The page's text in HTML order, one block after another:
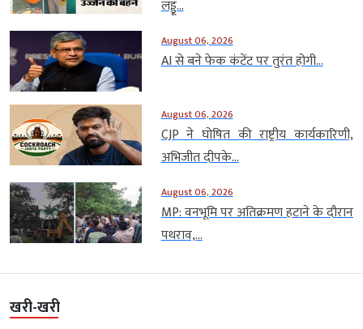
लड्डू...
August 06, 2026
AI से बने फेक कंटेंट पर तुरंत होगी...
August 06, 2026
CJP ने घोषित की राष्ट्रीय कार्यकारिणी,
अभिजीत दीपके...
August 06, 2026
MP: वनभूमि पर अतिक्रमण हटाने के दौरान
पथराव,...
खरी-खरी